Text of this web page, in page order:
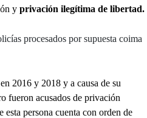
y privación ilegítima de libertad.
procesados por supuesta coima
2016 y 2018 y a causa de su
fueron acusados de privación
persona cuenta con orden de